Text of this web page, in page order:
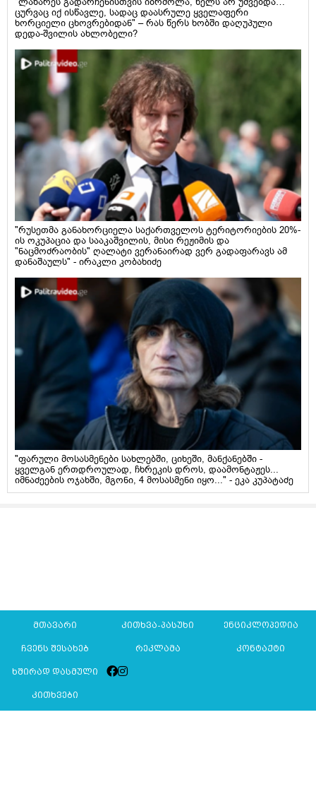
ცურვაც იქ ისწავლე, სადაც დაასრულე ყველაფერი
ხორციელი ცხოვრებიდან" – რას წერს ხობში დაღუპული
დედა-შვილის ახლობელი?
"რუსეთმა განახორციელა საქართველოს ტერიტორიების 20%-
ის ოკუპაცია და სააკაშვილის, მისი რეჟიმის და
"ნაცმოძრაობის" ღალატი ვერანაირად ვერ გადაფარავს ამ
დანაშაულს" - ირაკლი კობახიძე
"ფარული მოსასმენები სახლებში, ციხეში, მანქანებში -
ყველგან ერთდროულად, ჩხრეკის დროს, დაამონტაჟეს...
იმნაძეების ოჯახში, მგონი, 4 მოსასმენი იყო..." - ეკა კუპატაძე
მთავარი კითხვა-პასუხი ენციკლოპედია
ჩვენს შესახებ რეკლამა კონტაქტი
ხშირად დასმული
კითხვები